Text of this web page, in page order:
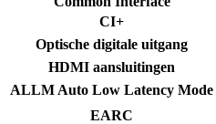
CI+
Optische digitale uitgang
HDMI aansluitingen
ALLM Auto Low Latency Mode
EARC